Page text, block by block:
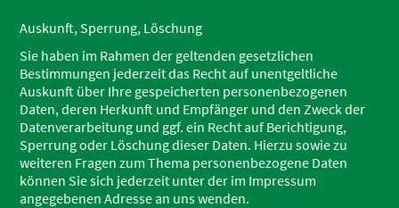
Auskunft, Sperrung, Löschung
Sie haben im Rahmen der geltenden gesetzlichen
Bestimmungen jederzeit das Recht auf unentgeltliche
Auskunft über Ihre gespeicherten personenbezogenen
Daten, deren Herkunft und Empfänger und den Zweck der
Datenverarbeitung und ggf. ein Recht auf Berichtigung,
Sperrung oder Löschung dieser Daten. Hierzu sowie zu
weiteren Fragen zum Thema personenbezogene Daten
können Sie sich jederzeit unter der im Impressum
angegebenen Adresse an uns wenden.